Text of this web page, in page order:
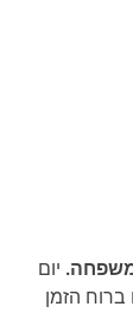
יום
הזמן